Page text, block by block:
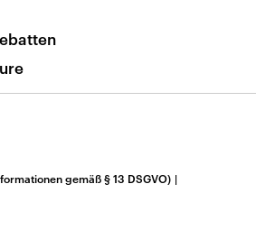
gemäß § 13 DSGVO) |